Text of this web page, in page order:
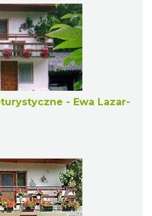
- Ewa Lazar-